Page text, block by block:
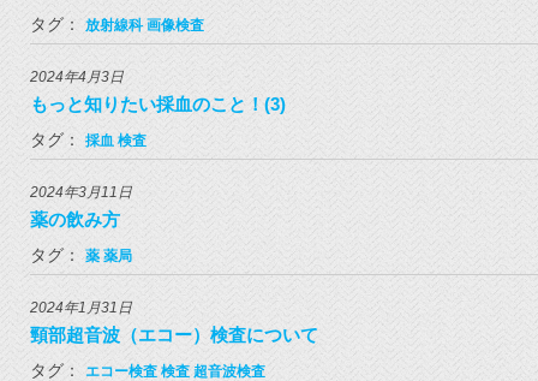
タグ： 放射線科 画像検査
2024年4月3日
もっと知りたい採血のこと！(3)
タグ： 採血 検査
2024年3月11日
薬の飲み方
タグ： 薬 薬局
2024年1月31日
頸部超音波（エコー）検査について
タグ： エコー検査 検査 超音波検査